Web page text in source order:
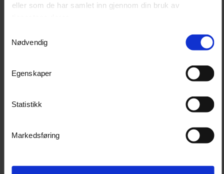
eller som de har samlet inn gjennom din bruk av
Nødvendig
Egenskaper
Statistikk
Markedsføring
Luktfri
Egnet for bilinteriør og annet lær
Tekniske spesifikasjoner
Produktnavn Chemical Guys Leather Cleaner
Produkttype Skinnrens